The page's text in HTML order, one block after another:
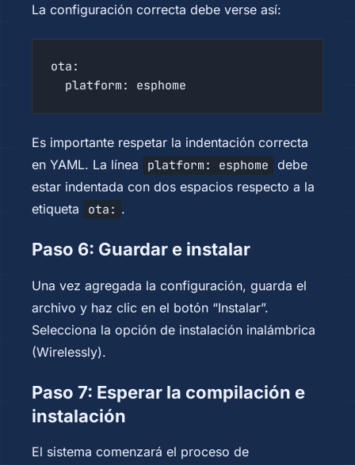
La configuración correcta debe verse así:
ota:
  platform: esphome
Es importante respetar la indentación correcta
en YAML. La línea
platform: esphome debe
estar indentada con dos espacios respecto a la
etiqueta
ota: .
Paso 6: Guardar e instalar
Una vez agregada la configuración, guarda el
archivo y haz clic en el botón “Instalar”.
Selecciona la opción de instalación inalámbrica
(Wirelessly).
Paso 7: Esperar la compilación e
instalación
El sistema comenzará el proceso de